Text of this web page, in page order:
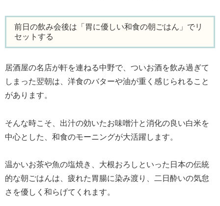
前日の飲み会後は「胃に優しい和食の朝ごはん」でリ
セットする
居酒屋の名店が軒を連ねる中野で、ついお酒を飲み過ぎて
しまった翌朝は、洋食のバターや油が重く感じられること
があります。
そんな時こそ、出汁の効いたお味噌汁と消化の良い白米を
中心とした、和食のモーニングが大活躍します。
温かいお茶や魚の塩焼き、大根おろしといった日本の伝統
的な朝ごはんは、疲れた胃腸に染み渡り、二日酔いの気怠
さを優しく和らげてくれます。